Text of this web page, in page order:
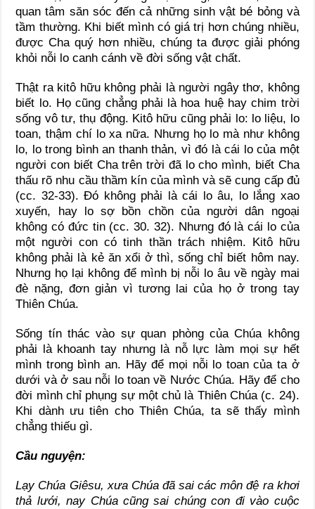
quan tâm săn sóc đến cả những sinh vật bé bỏng và
tầm thường. Khi biết mình có giá trị hơn chúng nhiều,
được Cha quý hơn nhiều, chúng ta được giải phóng
khỏi nỗi lo canh cánh về đời sống vật chất.
Thật ra kitô hữu không phải là người ngây thơ, không
biết lo. Họ cũng chẳng phải là hoa huệ hay chim trời
sống vô tư, thụ động. Kitô hữu cũng phải lo: lo liệu, lo
toan, thậm chí lo xa nữa. Nhưng họ lo mà như không
lo, lo trong bình an thanh thản, vì đó là cái lo của một
người con biết Cha trên trời đã lo cho mình, biết Cha
thấu rõ nhu cầu thầm kín của mình và sẽ cung cấp đủ
(cc. 32-33). Đó không phải là cái lo âu, lo lắng xao
xuyến, hay lo sợ bồn chồn của người dân ngoại
không có đức tin (cc. 30. 32). Nhưng đó là cái lo của
một người con có tinh thần trách nhiệm. Kitô hữu
không phải là kẻ ăn xổi ở thì, sống chỉ biết hôm nay.
Nhưng họ lại không để mình bị nỗi lo âu về ngày mai
đè nặng, đơn giản vì tương lai của họ ở trong tay
Thiên Chúa.
Sống tín thác vào sự quan phòng của Chúa không
phải là khoanh tay nhưng là nỗ lực làm mọi sự hết
mình trong bình an. Hãy để mọi nỗi lo toan của ta ở
dưới và ở sau nỗi lo toan về Nước Chúa. Hãy để cho
đời mình chỉ phụng sự một chủ là Thiên Chúa (c. 24).
Khi dành ưu tiên cho Thiên Chúa, ta sẽ thấy mình
chẳng thiếu gì.
Cầu nguyện:
Lạy Chúa Giêsu, xưa Chúa đã sai các môn đệ ra khơi
thả lưới, nay Chúa cũng sai chúng con đi vào cuộc